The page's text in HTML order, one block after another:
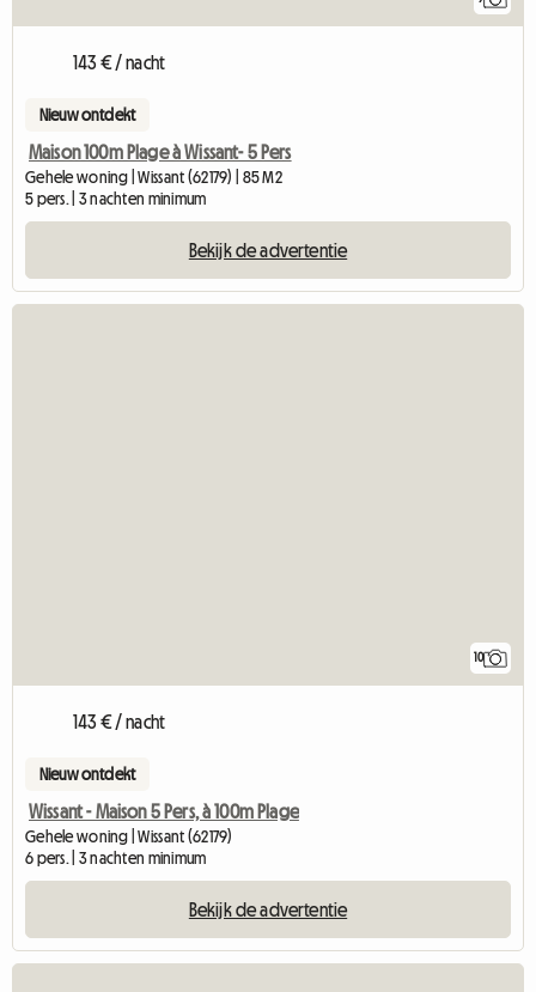
143 € / nacht
Nieuw ontdekt
Maison 100m Plage à Wissant- 5 Pers
Gehele woning | Wissant (62179) | 85 M2
5 pers. | 3 nachten minimum
Bekijk de advertentie
10
143 € / nacht
Nieuw ontdekt
Wissant - Maison 5 Pers, à 100m Plage
Gehele woning | Wissant (62179)
6 pers. | 3 nachten minimum
Bekijk de advertentie